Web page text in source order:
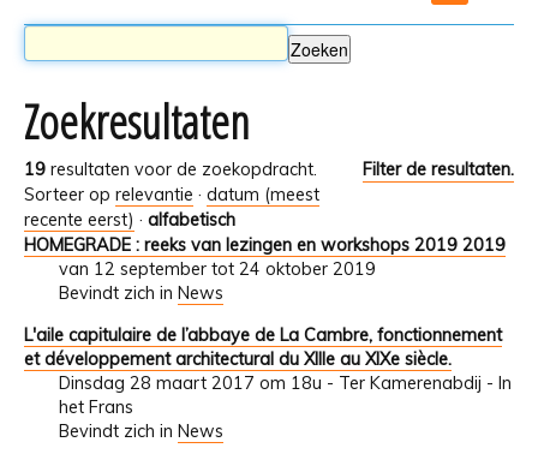
Zoekresultaten
19 resultaten voor de zoekopdracht.
Filter de resultaten.
Sorteer op relevantie · datum (meest
recente eerst) · alfabetisch
HOMEGRADE : reeks van lezingen en workshops 2019 2019
van 12 september tot 24 oktober 2019
Bevindt zich in News
L'aile capitulaire de l’abbaye de La Cambre, fonctionnement
et développement architectural du XIIIe au XIXe siècle.
Dinsdag 28 maart 2017 om 18u - Ter Kamerenabdij - In
het Frans
Bevindt zich in News